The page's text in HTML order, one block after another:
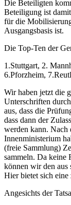
Die Beteiligten
Beteiligung ist
für die
Ausgangsbasis ist.
Die Top-Ten der
1.Stuttgart, 2.
6.Pforzheim,
Wir haben jetzt die
Unterschriften
aus, dass die
dass dann der
werden kann. Nach
Innenministerium
(freie Sammlung)
sammeln. Da keine
können wir den aus
Hier bietet sich
Angesichts der